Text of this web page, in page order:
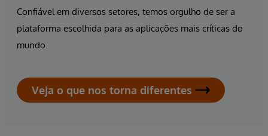
Confiável em diversos setores, temos orgulho de ser a
plataforma escolhida para as aplicações mais críticas do
mundo.
Veja o que nos torna diferentes